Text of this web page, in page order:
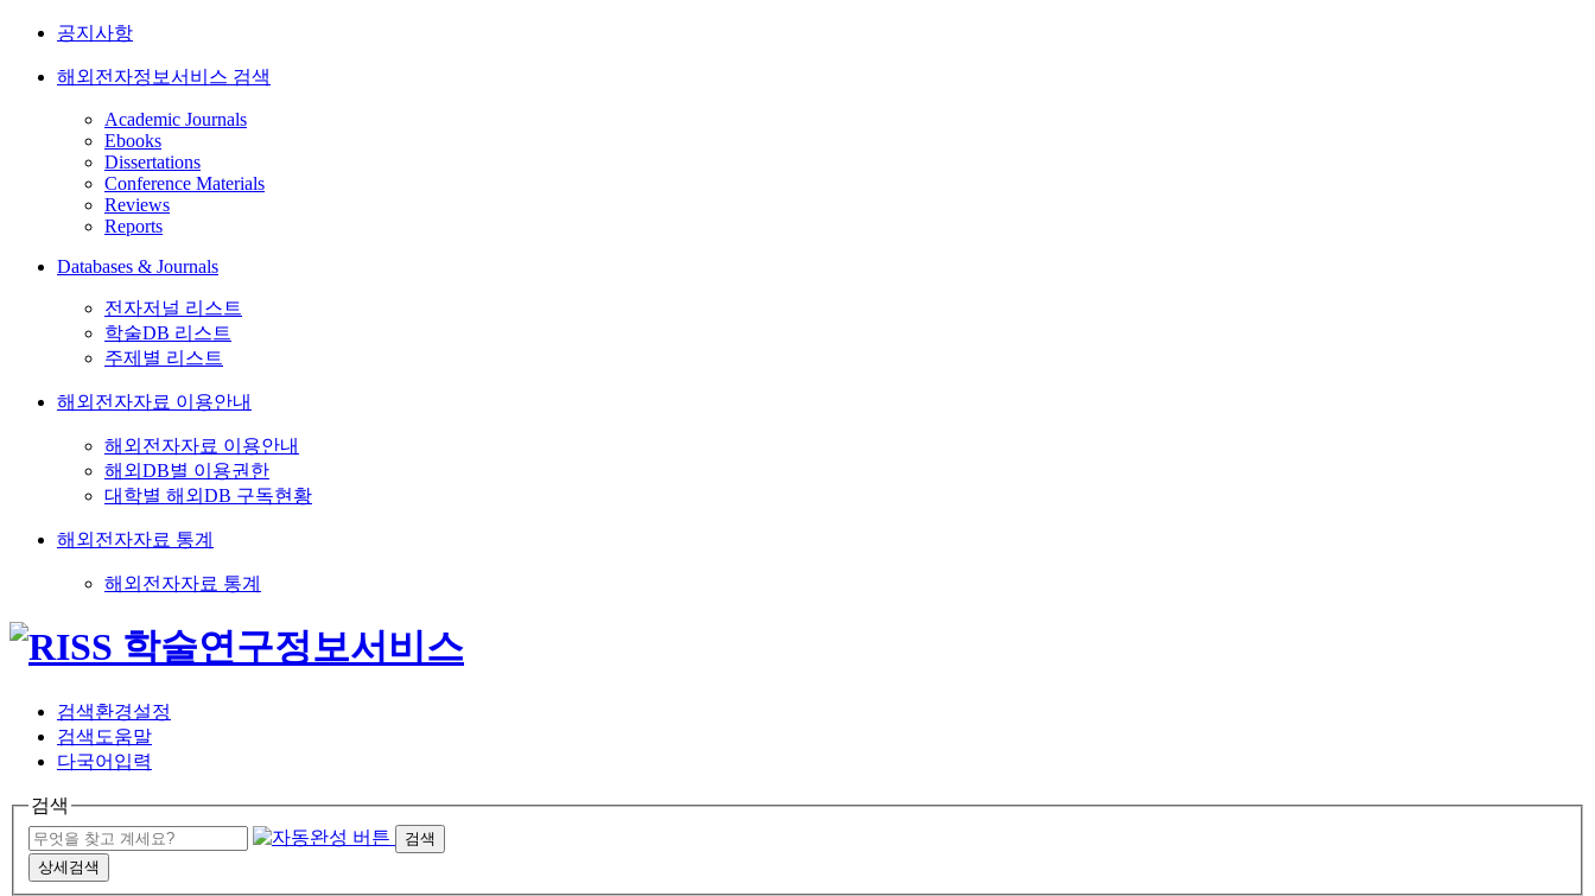
공지사항
해외전자정보서비스 검색
Academic Journals
Ebooks
Dissertations
Conference Materials
Reviews
Reports
Databases & Journals
전자저널 리스트
학술DB 리스트
주제별 리스트
해외전자자료 이용안내
해외전자자료 이용안내
해외DB별 이용권한
대학별 해외DB 구독현황
해외전자자료 통계
해외전자자료 통계
검색환경설정
검색도움말
다국어입력
검색
검색
상세검색